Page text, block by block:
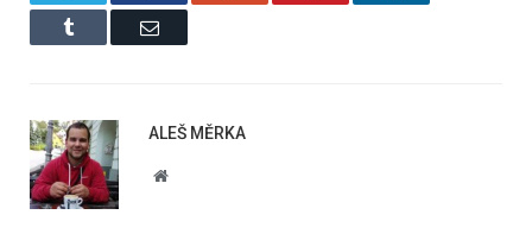
Tumblr Email
ALEŠ MĚRKA
Website